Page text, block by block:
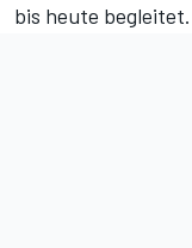
bis heute begleitet.